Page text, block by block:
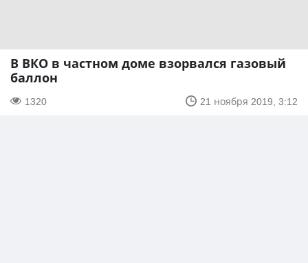
В ВКО в частном доме взорвался газовый
баллон
1320 21 ноября 2019, 3:12